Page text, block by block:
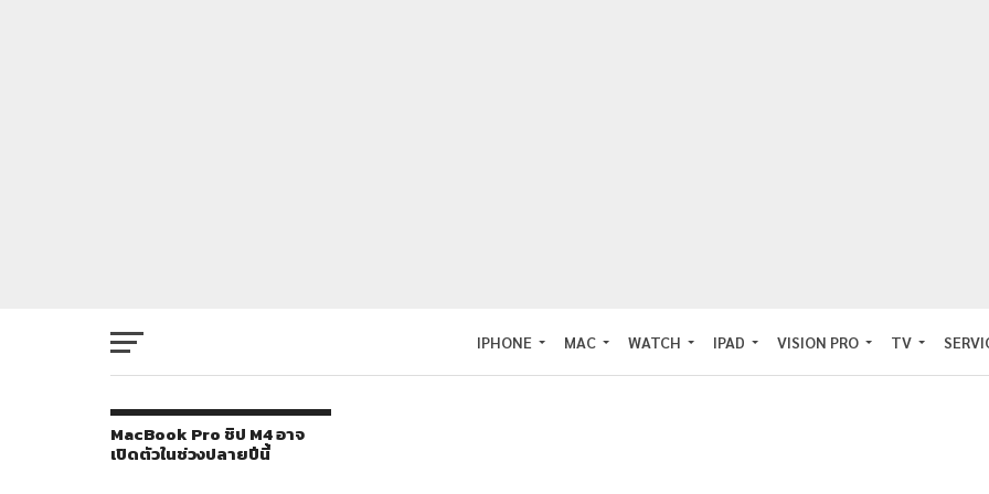
IPHONE MAC WATCH IPAD VISION PRO TV
MacBook Pro ชิป M4 อาจ
เปิดตัวในช่วงปลายปีนี้